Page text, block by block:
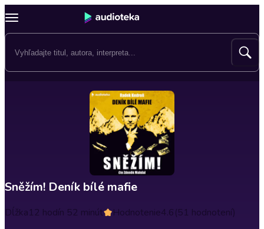
Sněžím! Deník bílé mafie
Dĺžka12 hodín 52 minút Hodnotenie4.6(51 hodnotení)